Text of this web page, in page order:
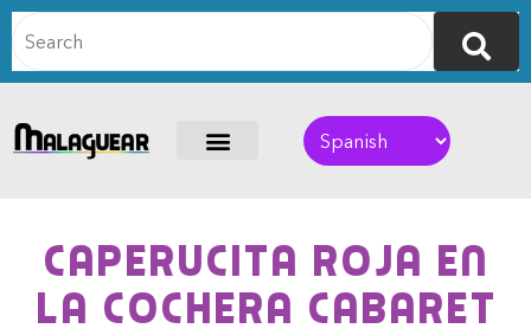
Caperucita Roja en
La Cochera Cabaret